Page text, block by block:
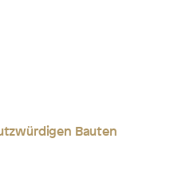
Bauten